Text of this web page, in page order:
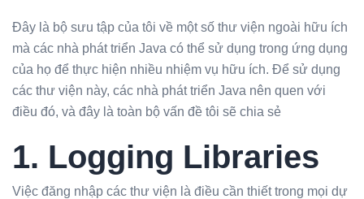
Đây là bộ sưu tập của tôi về một số thư viện ngoài hữu ích
mà các nhà phát triển Java có thể sử dụng trong ứng dụng
của họ để thực hiện nhiều nhiệm vụ hữu ích. Để sử dụng
các thư viện này, các nhà phát triển Java nên quen với
điều đó, và đây là toàn bộ vấn đề tôi sẽ chia sẻ
1. Logging Libraries
Việc đăng nhập các thư viện là điều cần thiết trong mọi dự